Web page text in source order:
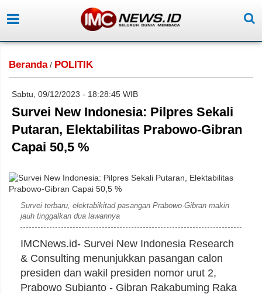
Beranda/ POLITIK
Sabtu, 09/12/2023 - 18:28:45 WIB
Survei New Indonesia: Pilpres Sekali
Putaran, Elektabilitas Prabowo-Gibran
Capai 50,5 %
Survei terbaru, elektabikitad pasangan Prabowo-Gibran makin
jauh tinggalkan dua lawannya
IMCNews.id- Survei New Indonesia Research
& Consulting menunjukkan pasangan calon
presiden dan wakil presiden nomor urut 2,
Prabowo Subianto - Gibran Rakabuming Raka